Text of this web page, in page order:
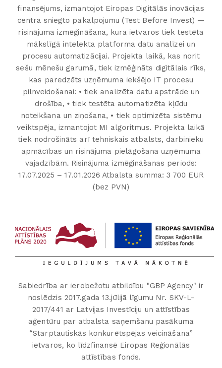
finansējums, izmantojot Eiropas Digitālās inovācijas
centra sniegto pakalpojumu (Test Before Invest) —
risinājuma izmēģināšana, kura ietvaros tiek testēta
mākslīgā intelekta platforma datu analīzei un
procesu automatizācijai. Projekta laikā, kas norit
sešu mēnešu garumā, tiek izmēģināts digitālais rīks,
kas paredzēts uzņēmuma iekšējo IT procesu
pilnveidošanai: • tiek analizēta datu apstrāde un
drošība, • tiek testēta automatizēta kļūdu
noteikšana un ziņošana, • tiek optimizēta sistēmu
veiktspēja, izmantojot MI algoritmus. Projekta laikā
tiek nodrošināts arī tehniskais atbalsts, darbinieku
apmācības un risinājuma pielāgošana uzņēmuma
vajadzībām. Risinājuma izmēģināšanas periods:
17.07.2025 – 17.01.2026 Atbalsta summa: 3 700 EUR
(bez PVN)
Sabiedrība ar ierobežotu atbildību "GBP Agency" ir
noslēdzis 2017.gada 13.jūlijā līgumu Nr. SKV-L-
2017/441 ar Latvijas Investīciju un attīstības
aģentūru par atbalsta saņemšanu pasākuma
“Starptautiskās konkurētspējas veicināšana”
ietvaros, ko līdzfinansē Eiropas Reģionālās
attīstības fonds.